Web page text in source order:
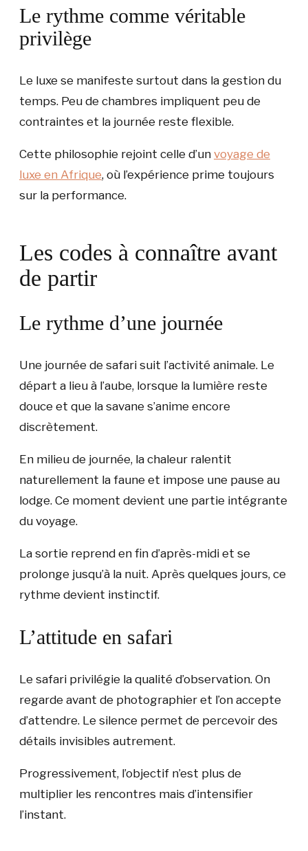
Le rythme comme véritable
privilège
Le luxe se manifeste surtout dans la gestion du
temps. Peu de chambres impliquent peu de
contraintes et la journée reste flexible.
Cette philosophie rejoint celle d’un voyage de
luxe en Afrique, où l’expérience prime toujours
sur la performance.
Les codes à connaître avant
de partir
Le rythme d’une journée
Une journée de safari suit l’activité animale. Le
départ a lieu à l’aube, lorsque la lumière reste
douce et que la savane s’anime encore
discrètement.
En milieu de journée, la chaleur ralentit
naturellement la faune et impose une pause au
lodge. Ce moment devient une partie intégrante
du voyage.
La sortie reprend en fin d’après-midi et se
prolonge jusqu’à la nuit. Après quelques jours, ce
rythme devient instinctif.
L’attitude en safari
Le safari privilégie la qualité d’observation. On
regarde avant de photographier et l’on accepte
d’attendre. Le silence permet de percevoir des
détails invisibles autrement.
Progressivement, l’objectif n’est plus de
multiplier les rencontres mais d’intensifier
l’instant.